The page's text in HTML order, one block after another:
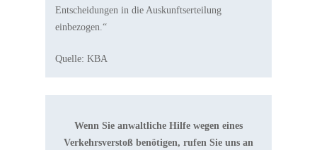
Entscheidungen in die Auskunftserteilung
einbezogen.“
Quelle: KBA
Wenn Sie anwaltliche Hilfe wegen eines
Verkehrsverstoß benötigen, rufen Sie uns an